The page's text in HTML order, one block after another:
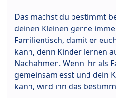
Das machst du bestimmt
deinen Kleinen gerne
Familientisch, damit er
kann, denn Kinder lernen
Nachahmen. Wenn ihr als
gemeinsam esst und dein
kann, wird ihn das